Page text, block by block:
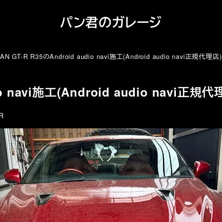
パン君のガレージ
GT-R R35のAndroid audio navi施工(Android audio navi正規代理店)
施工(Android audio navi正規代